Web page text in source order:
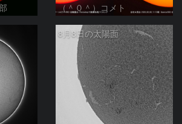
（＾０＾）コメト
8月8日の太陽面